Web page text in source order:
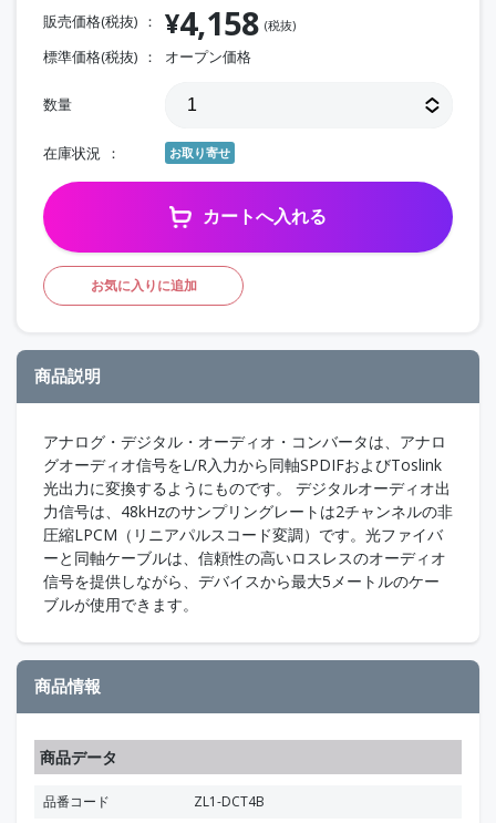
販売価格(税抜) ¥4,158 (税抜)
標準価格(税抜) オープン価格
数量
在庫状況 お取り寄せ
カートへ入れる
お気に入りに追加
商品説明
アナログ・デジタル・オーディオ・コンバータは、アナロ
グオーディオ信号をL/R入力から同軸SPDIFおよびToslink
光出力に変換するようにものです。 デジタルオーディオ出
力信号は、48kHzのサンプリングレートは2チャンネルの非
圧縮LPCM（リニアパルスコード変調）です。光ファイバ
ーと同軸ケーブルは、信頼性の高いロスレスのオーディオ
信号を提供しながら、デバイスから最大5メートルのケー
ブルが使用できます。
商品情報
商品データ
品番コード
ZL1-DCT4B